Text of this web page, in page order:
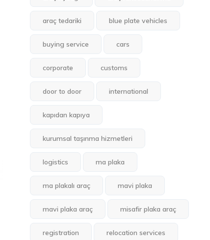
araç tedariki blue plate vehicles
buying service cars
corporate customs
door to door international
kapıdan kapıya
kurumsal taşınma hizmetleri
logistics ma plaka
ma plakalı araç mavi plaka
mavi plaka araç misafir plaka araç
registration relocation services